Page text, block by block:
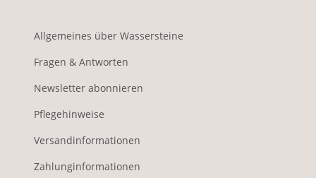
Allgemeines über Wassersteine
Fragen & Antworten
Newsletter abonnieren
Pflegehinweise
Versandinformationen
Zahlunginformationen